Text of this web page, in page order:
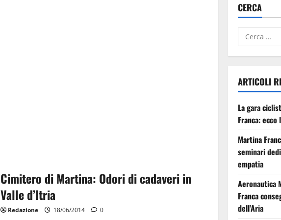
Cimitero di Martina: Odori di cadaveri in
Valle d’Itria
Redazione 18/06/2014 0
CERCA
ARTICOLI
La gara
Franca:
Martina
seminari
empatia
Aeronautica
Franca
dell’Aria